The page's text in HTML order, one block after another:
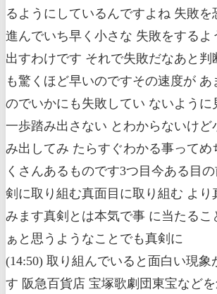
るようにしているんですよね 失敗を
進んでいち早く小さな 失敗をするよ
出すわけです それで失敗だなあと判
も驚くほど早いのですその速度が あ
のでいかにも失敗してい ないように
一歩踏み出さない とわからないけど
み出してみ たらすぐわかる事ってめ
くさんあるものです3つ目今ある目
剣に取り組む真面目に取り組む より
みます真剣とは本気で事 に当たるこ
ぁと思うようなことでも真剣に
(14:50) 取り組んでいると面白い現象
す 阪急百貨店 宝塚歌劇団東宝など